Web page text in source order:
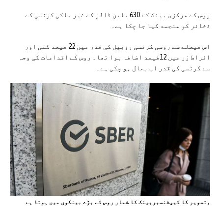
روس کے مرکزی بینک کے 630 بلین ڈالر کے غیر ملکی کرنسی کے
ذخائر کو منجمد کیا جا چکا ہے۔
اس فیصلے سے روسی کرنسی روبیل کی قدر میں 22 فیصد کمی اور
افراط زر میں 12فیصد اضافہ ہوا تھا۔ روس کے اقدامات کی وجہ
سے کرنسی کی قدر اب بحال ہو چکی ہے۔
،تصویر کا کیپشنسبربینک کا شمار روس کے بڑے بینکوں میں ہوتا ہے